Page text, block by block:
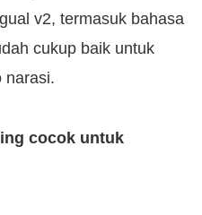
v2, termasuk bahasa
cukup baik untuk
narasi.
cocok untuk